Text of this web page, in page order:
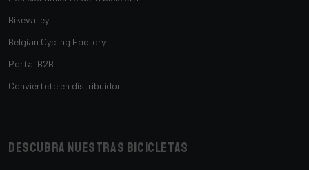
Bikevalley
Belgian Cycling Factory
Portal B2B
Conviértete en distribuidor
Descubra nuestras bicicletas